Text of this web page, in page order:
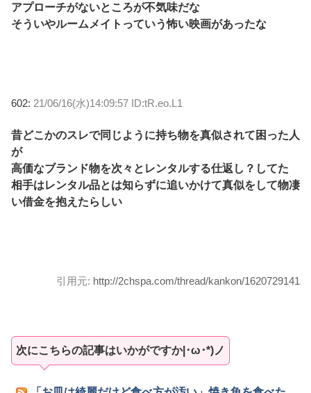
アプローチがないところが不気味だな
そういやルームメイトっていう怖い映画があったな
602: 21/06/16(水)14:09:57 ID:tR.eo.L1
昔どこかのスレで同じように持ち物を真似されて困った人
が
高価なブランド物を次々とレンタルする仕返し？してた
相手はレンタル品とは知らずに追いかけて真似をして物凄
い借金を抱えたらしい
引用元: http://2chspa.com/thread/kankon/1620729141
次にこちらの記事はいかがですか|･ω･*)ノ